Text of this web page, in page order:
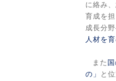
に絡み
育成を
成長分
人材を
また
の」
と